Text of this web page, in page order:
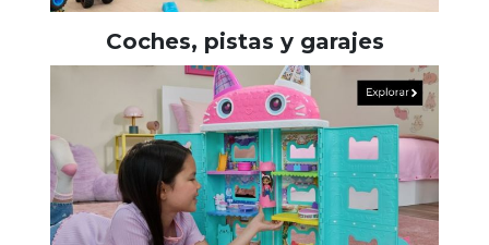
Coches, pistas y garajes